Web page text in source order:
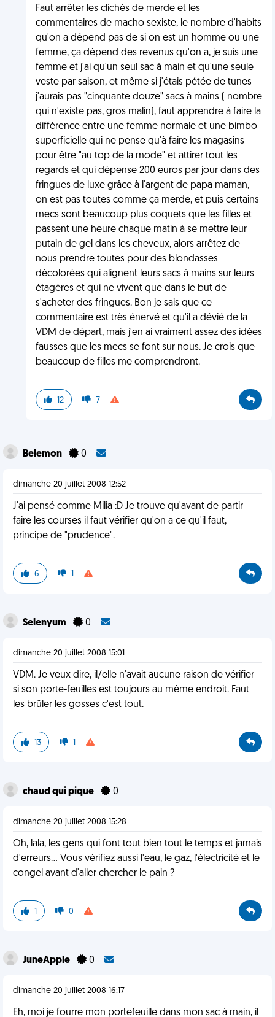
Faut arrêter les clichés de merde et les
commentaires de macho sexiste, le nombre d'habits
qu'on a dépend pas de si on est un homme ou une
femme, ça dépend des revenus qu'on a, je suis une
femme et j'ai qu'un seul sac à main et qu'une seule
veste par saison, et même si j'étais pétée de tunes
j'aurais pas "cinquante douze" sacs à mains ( nombre
qui n'existe pas, gros malin), faut apprendre à faire la
différence entre une femme normale et une bimbo
superficielle qui ne pense qu'à faire les magasins
pour être "au top de la mode" et attirer tout les
regards et qui dépense 200 euros par jour dans des
fringues de luxe grâce à l'argent de papa maman,
on est pas toutes comme ça merde, et puis certains
mecs sont beaucoup plus coquets que les filles et
passent une heure chaque matin à se mettre leur
putain de gel dans les cheveux, alors arrêtez de
nous prendre toutes pour des blondasses
décolorées qui alignent leurs sacs à mains sur leurs
étagères et qui ne vivent que dans le but de
s'acheter des fringues. Bon je sais que ce
commentaire est très énervé et qu'il a dévié de la
VDM de départ, mais j'en ai vraiment assez des idées
fausses que les mecs se font sur nous. Je crois que
beaucoup de filles me comprendront.
12 7
Belemon 0
dimanche 20 juillet 2008 12:52
J'ai pensé comme Milia :D Je trouve qu'avant de partir
faire les courses il faut vérifier qu'on a ce qu'il faut,
principe de "prudence".
6 1
Selenyum 0
dimanche 20 juillet 2008 15:01
VDM. Je veux dire, il/elle n'avait aucune raison de vérifier
si son porte-feuilles est toujours au même endroit. Faut
les brûler les gosses c'est tout.
13 1
chaud qui pique 0
dimanche 20 juillet 2008 15:28
Oh, lala, les gens qui font tout bien tout le temps et jamais
d'erreurs... Vous vérifiez aussi l'eau, le gaz, l'électricité et le
congel avant d'aller chercher le pain ?
1 0
JuneApple 0
dimanche 20 juillet 2008 16:17
Eh, moi je fourre mon portefeuille dans mon sac à main, il